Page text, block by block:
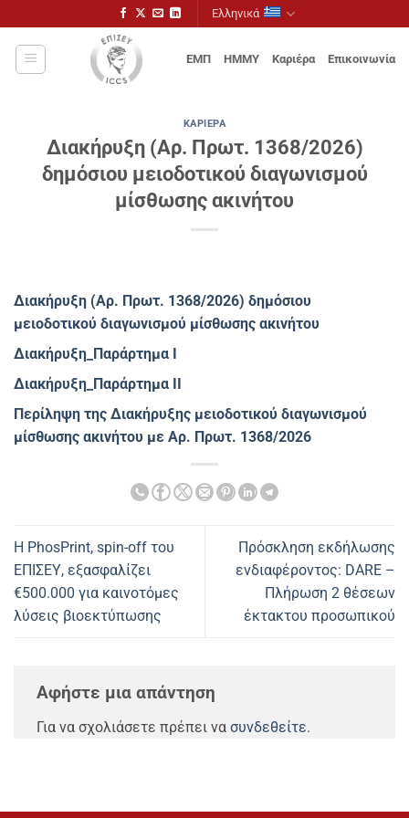
στο
περιεχόμενο
Ελληνικά
ΕΜΠ ΗΜΜΥ Καριέρα Επικοινωνία
ΚΑΡΙΈΡΑ
Διακήρυξη (Αρ. Πρωτ. 1368/2026)
δημόσιου μειοδοτικού διαγωνισμού
μίσθωσης ακινήτου
Διακήρυξη (Αρ. Πρωτ. 1368/2026) δημόσιου
μειοδοτικού διαγωνισμού μίσθωσης ακινήτου
Διακήρυξη_Παράρτημα Ι
Διακήρυξη_Παράρτημα ΙΙ
Περίληψη της Διακήρυξης μειοδοτικού διαγωνισμού
μίσθωσης ακινήτου με Αρ. Πρωτ. 1368/2026
Η PhosPrint, spin-off του
ΕΠΙΣΕΥ, εξασφαλίζει
€500.000 για καινοτόμες
λύσεις βιοεκτύπωσης
Πρόσκληση εκδήλωσης
ενδιαφέροντος: DARE –
Πλήρωση 2 θέσεων
έκτακτου προσωπικού
Αφήστε μια απάντηση
Για να σχολιάσετε πρέπει να συνδεθείτε.